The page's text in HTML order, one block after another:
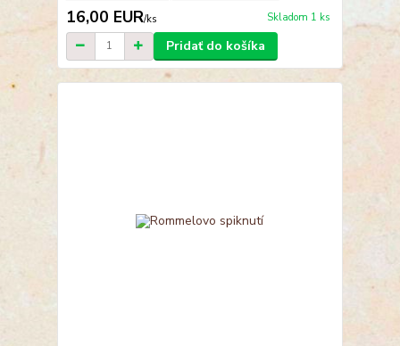
16,00 EUR/ks Skladom 1 ks
Pridať do košíka